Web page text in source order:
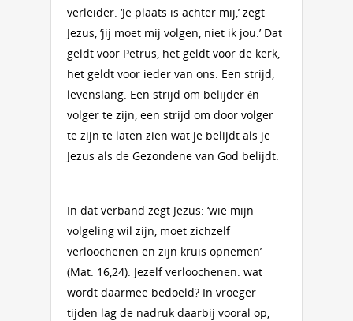
verleider. ‘Je plaats is achter mij,’ zegt
Jezus, ‘jij moet mij volgen, niet ik jou.’ Dat
geldt voor Petrus, het geldt voor de kerk,
het geldt voor ieder van ons. Een strijd,
levenslang. Een strijd om belijder én
volger te zijn, een strijd om door volger
te zijn te laten zien wat je belijdt als je
Jezus als de Gezondene van God belijdt.
In dat verband zegt Jezus: ‘wie mijn
volgeling wil zijn, moet zichzelf
verloochenen en zijn kruis opnemen’
(Mat. 16,24). Jezelf verloochenen: wat
wordt daarmee bedoeld? In vroeger
tijden lag de nadruk daarbij vooral op,